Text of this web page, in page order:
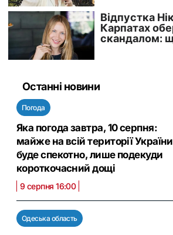
Останні новини
Погода
Яка погода завтра, 10 серпня:
майже на всій території України
буде спекотно, лише подекуди
короткочасний дощі
9 серпня 16:00
Одеська область